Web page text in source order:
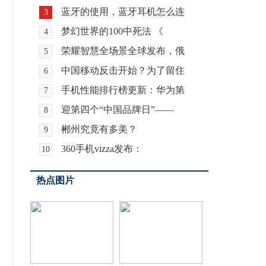
3 蓝牙的使用，蓝牙耳机怎么连
4 梦幻世界的100中死法 《
5 荣耀智慧全场景全球发布，俄
6 中国移动反击开始？为了留住
7 手机性能排行榜更新：华为第
8 迎第四个“中国品牌日”——
9 郴州究竟有多美？
10 360手机vizza发布：
热点图片